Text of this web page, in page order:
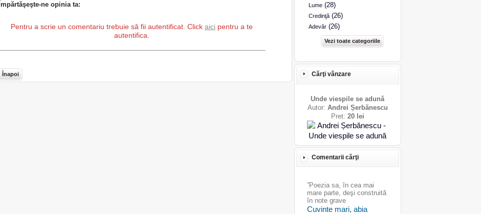
Împărtăşeşte-ne opinia ta:
Pentru a scrie un comentariu trebuie să fii autentificat. Click aici pentru a te
autentifica.
Înapoi
Lume(28)
Credinţă(26)
Adevăr(26)
Vezi toate categoriile
Cărţi vânzare
Unde viespile se adună
Autor: Andrei Șerbănescu
Pret: 20 lei
Comentarii cărţi
”Poezia sa, în cea mai
mare parte, deşi construită
în note grave
Cuvinte mari, abia